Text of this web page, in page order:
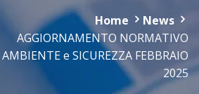
Home
News
AGGIORNAMENTO NORMATIVO
AMBIENTE e SICUREZZA FEBBRAIO
2025